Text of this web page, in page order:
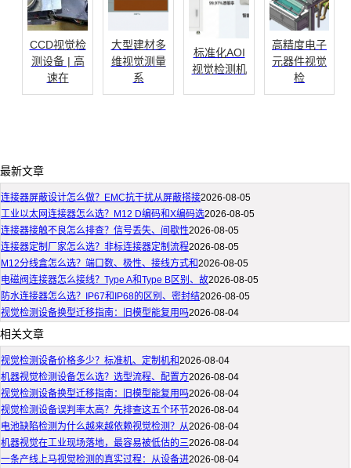
CCD视觉检
测设备 | 高
速在
大型建材多
维视觉测量
系
标准化AOI
视觉检测机
高精度电子
元器件视觉
检
最新文章
连接器屏蔽设计怎么做？EMC抗干扰从屏蔽搭接2026-08-05
工业以太网连接器怎么选？M12 D编码和X编码选2026-08-05
连接器接触不良怎么排查？信号丢失、间歇性2026-08-05
连接器定制厂家怎么选？非标连接器定制流程2026-08-05
M12分线盒怎么选？端口数、极性、接线方式和2026-08-05
电磁阀连接器怎么接线？Type A和Type B区别、故2026-08-05
防水连接器怎么选？IP67和IP68的区别、密封结2026-08-05
视觉检测设备换型迁移指南：旧模型能复用吗2026-08-04
相关文章
视觉检测设备价格多少？标准机、定制机和2026-08-04
机器视觉检测设备怎么选？选型流程、配置方2026-08-04
视觉检测设备换型迁移指南：旧模型能复用吗2026-08-04
视觉检测设备误判率太高？先排查这五个环节2026-08-04
电池缺陷检测为什么越来越依赖视觉检测？从2026-08-04
机器视觉在工业现场落地，最容易被低估的三2026-08-04
一条产线上马视觉检测的真实过程：从设备进2026-08-04